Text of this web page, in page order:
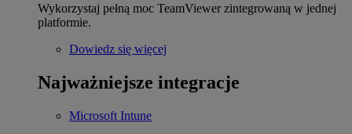
Wykorzystaj pełną moc TeamViewer zintegrowaną w jednej
platformie.
Dowiedz się więcej
Najważniejsze integracje
Microsoft Intune